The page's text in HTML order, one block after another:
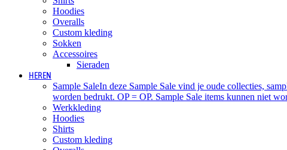
Hoodies
Overalls
Custom kleding
Sokken
Accessoires
Sieraden
HEREN
Sample SaleIn deze Sample Sale vind je oude collecties,
worden bedrukt. OP = OP. Sample Sale items kunnen niet
Werkkleding
Hoodies
Shirts
Custom kleding